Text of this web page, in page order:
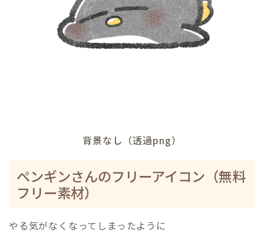
背景なし（透過png）
ペンギンさんのフリーアイコン（無料
フリー素材）
やる気がなくなってしまったように